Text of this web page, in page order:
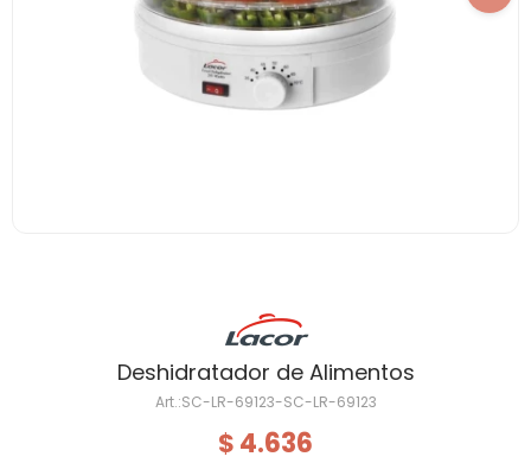
Deshidratador de Alimentos
SC-LR-69123-SC-LR-69123
$ 4.636